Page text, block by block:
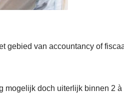
gebied van accountancy of
mogelijk doch uiterlijk binnen 2